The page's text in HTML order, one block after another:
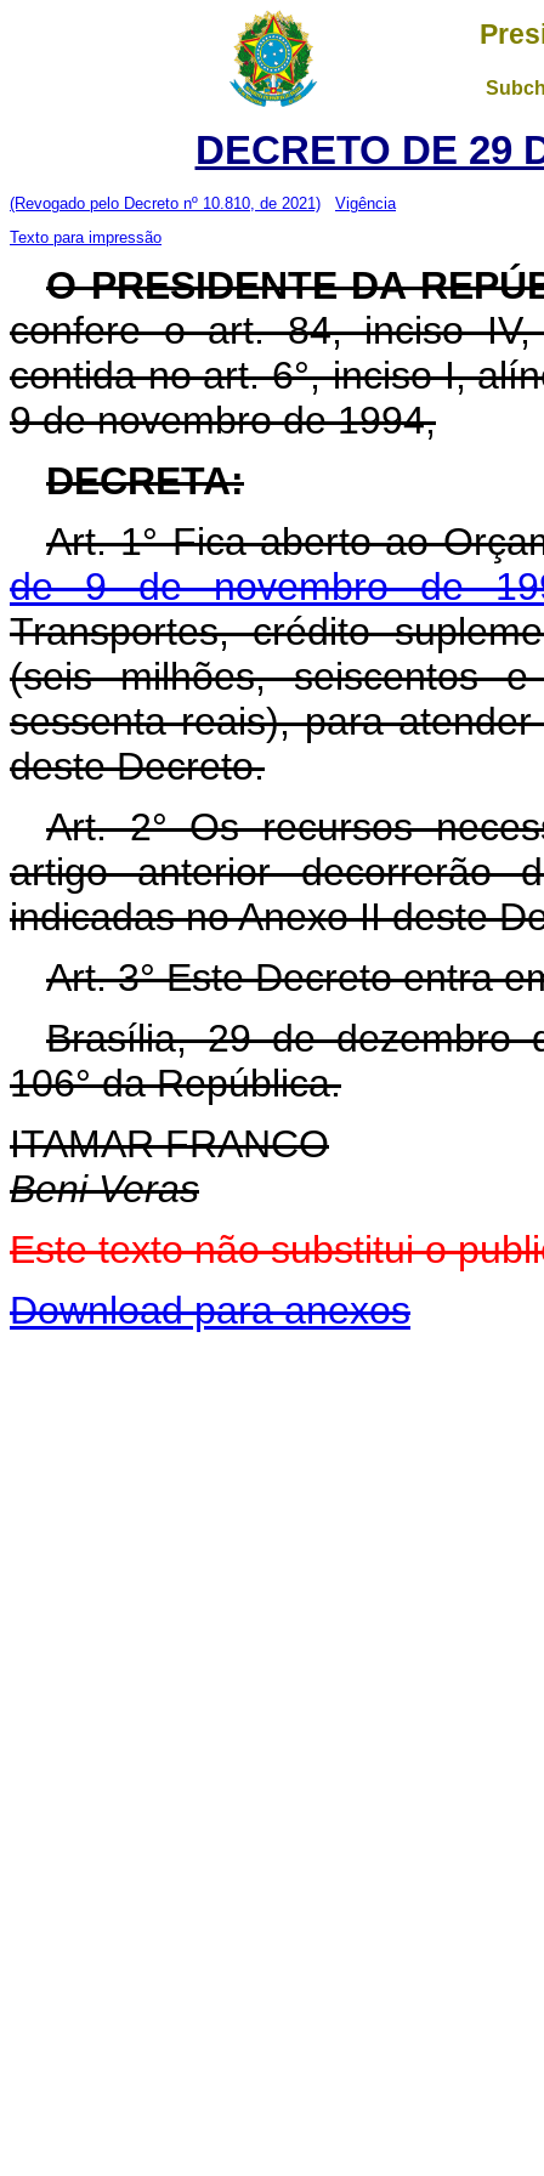
DECRETO DE 29
(Revogado pelo Decreto nº 10.810, de 2021)
Vigência
Texto para impressão
O PRESIDENTE DA
confere o art. 84, inciso
contida no art. 6°, inciso I,
9 de novembro de 1994,
DECRETA:
Art. 1° Fica aberto ao
de 9 de novembro de
Transportes, crédito
(seis milhões, seiscentos
sessenta reais), para
deste Decreto.
Art. 2° Os recursos
artigo anterior decorrerão
indicadas no Anexo II deste
Art. 3° Este Decreto entra
Brasília, 29 de dezembro
106° da República.
ITAMAR FRANCO
Beni Veras
Este texto não substitui o
Download para anexos